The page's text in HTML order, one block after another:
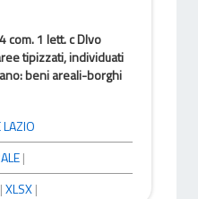
com. 1 lett. c Dlvo
tipizzati, individuati
beni areali-borghi
LAZIO
|
|XLSX|